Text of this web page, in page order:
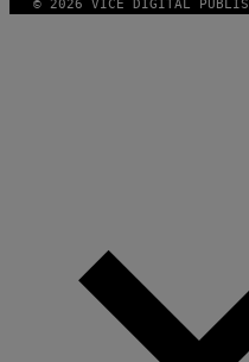
© 2026 VICE DIGITAL